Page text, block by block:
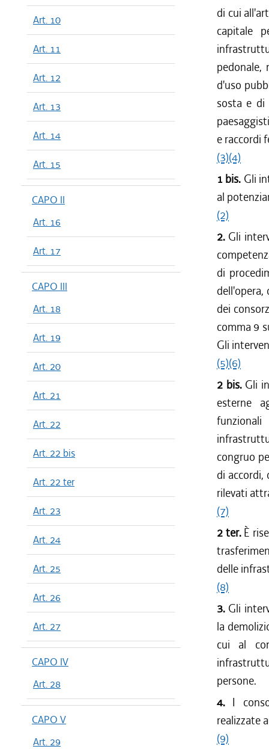
Art. 10
Art. 11
Art. 12
Art. 13
Art. 14
Art. 15
CAPO II
Art. 16
Art. 17
CAPO III
Art. 18
Art. 19
Art. 20
Art. 21
Art. 22
Art. 22 bis
Art. 22 ter
Art. 23
Art. 24
Art. 25
Art. 26
Art. 27
CAPO IV
Art. 28
CAPO V
Art. 29
dal 13/
dal 13/
dal 01/
dal 13/
dal 01/
dal 11/
dal 23/
dal 26/
di cui
capitale
pedonale,
d'uso
sosta e di
e raccordi
(3)(4)
1 bis. Gli
al
(2)
2. Gli
di
dei
comma 9
Gli
(5)(6)
2 bis. Gli
esterne
congruo
di
rilevati
(7)
2 ter. È
delle
(8)
3. Gli
la
cui al
persone.
4. I
realizzate
(9)